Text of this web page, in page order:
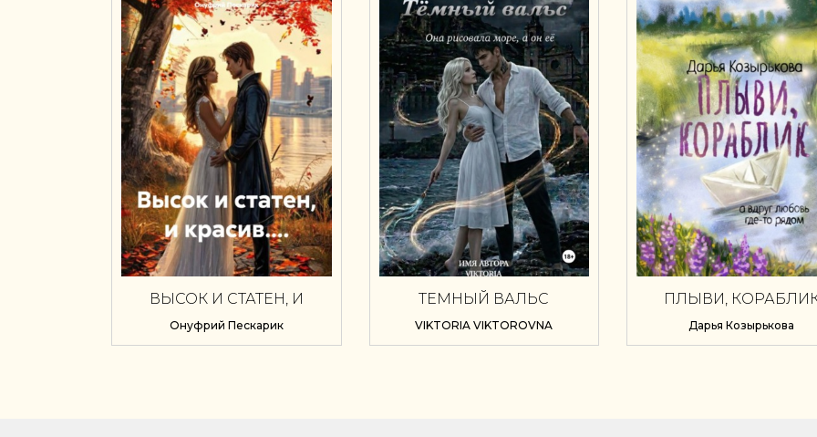
ВЫСОК И СТАТЕН, И
Онуфрий Пескарик
ТЕМНЫЙ ВАЛЬС
VIKTORIA VIKTOROVNA
ПЛЫВИ,
Дарья Козырькова